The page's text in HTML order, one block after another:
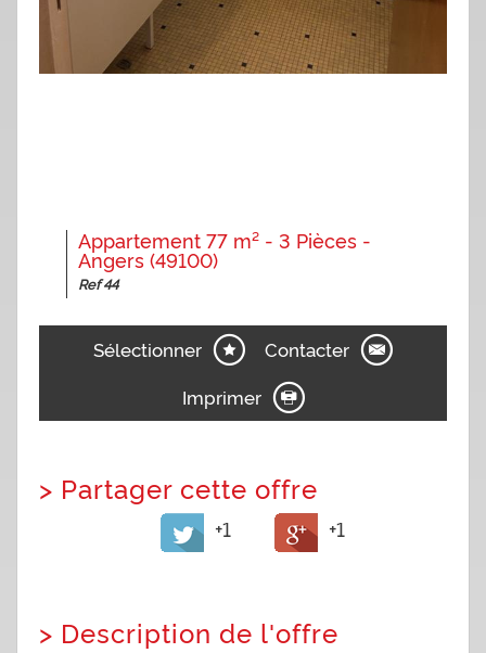
Appartement 77 m² - 3 Pièces -
Angers (49100)
Ref 44
Sélectionner
Contacter
Imprimer
> Partager cette offre
+1 +1
> Description de l'offre